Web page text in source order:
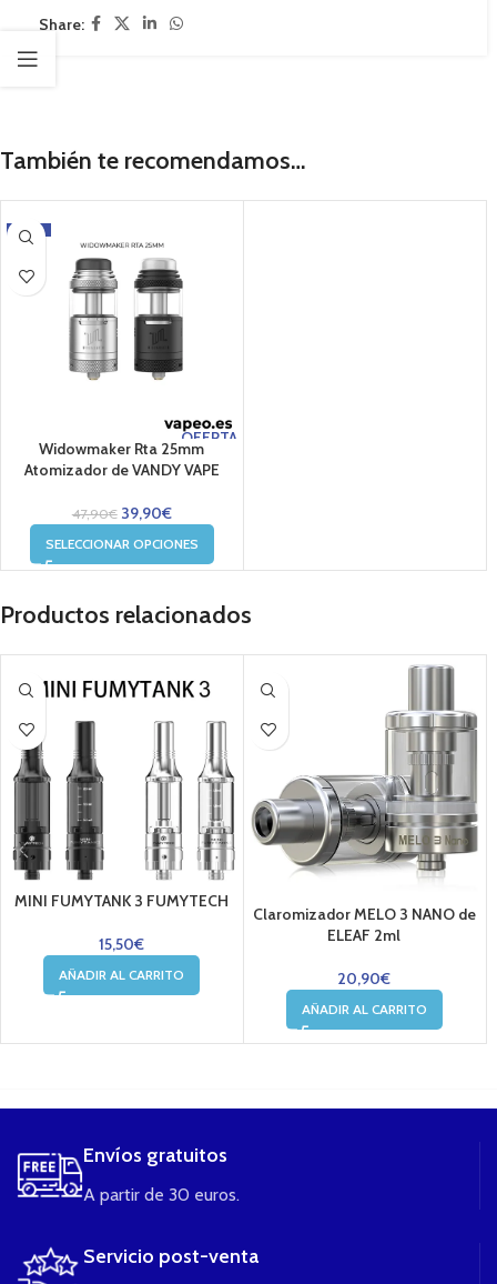
Share:
También te recomendamos…
-17%
OFERTA
Widowmaker Rta 25mm
Atomizador de VANDY VAPE
47,90€ 39,90€
SELECCIONAR OPCIONES
Productos relacionados
MINI FUMYTANK 3 FUMYTECH
15,50€
AÑADIR AL CARRITO
Claromizador MELO 3 NANO de
ELEAF 2ml
20,90€
AÑADIR AL CARRITO
Envíos gratuitos
A partir de 30 euros.
Servicio post-venta